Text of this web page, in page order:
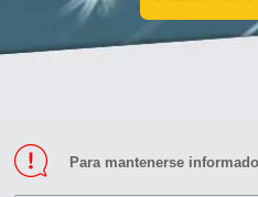
Para mantenerse